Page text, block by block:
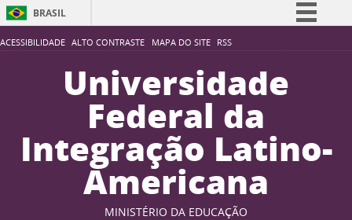
ACESSIBILIDADE ALTO CONTRASTE MAPA DO SITE RSS
BRASIL
Simplifique!
Participe
Acesso à informação
Legislação
Canais
Universidade
Federal da
Integração Latino-
Americana
MINISTÉRIO DA EDUCAÇÃO